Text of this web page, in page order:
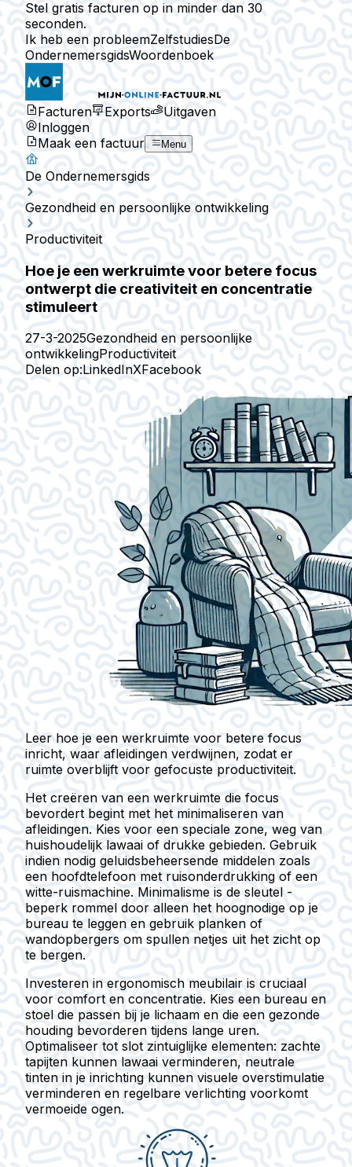
Stel gratis facturen op in minder dan 30
seconden.
Ik heb een probleemZelfstudiesDe
OndernemersgidsWoordenboek
Facturen Exports
Uitgaven
Inloggen
Maak een factuur
Menu
De Ondernemersgids
Gezondheid en persoonlijke ontwikkeling
Productiviteit
Hoe je een werkruimte voor betere focus
ontwerpt die creativiteit en concentratie
stimuleert
27-3-2025Gezondheid en persoonlijke
ontwikkelingProductiviteit
Delen op:LinkedInXFacebook
Leer hoe je een werkruimte voor betere focus
inricht, waar afleidingen verdwijnen, zodat er
ruimte overblijft voor gefocuste productiviteit.
Het creëren van een werkruimte die focus
bevordert begint met het minimaliseren van
afleidingen. Kies voor een speciale zone, weg van
huishoudelijk lawaai of drukke gebieden. Gebruik
indien nodig geluidsbeheersende middelen zoals
een hoofdtelefoon met ruisonderdrukking of een
witte-ruismachine. Minimalisme is de sleutel -
beperk rommel door alleen het hoognodige op je
bureau te leggen en gebruik planken of
wandopbergers om spullen netjes uit het zicht op
te bergen.
Investeren in ergonomisch meubilair is cruciaal
voor comfort en concentratie. Kies een bureau en
stoel die passen bij je lichaam en die een gezonde
houding bevorderen tijdens lange uren.
Optimaliseer tot slot zintuiglijke elementen: zachte
tapijten kunnen lawaai verminderen, neutrale
tinten in je inrichting kunnen visuele overstimulatie
verminderen en regelbare verlichting voorkomt
vermoeide ogen.